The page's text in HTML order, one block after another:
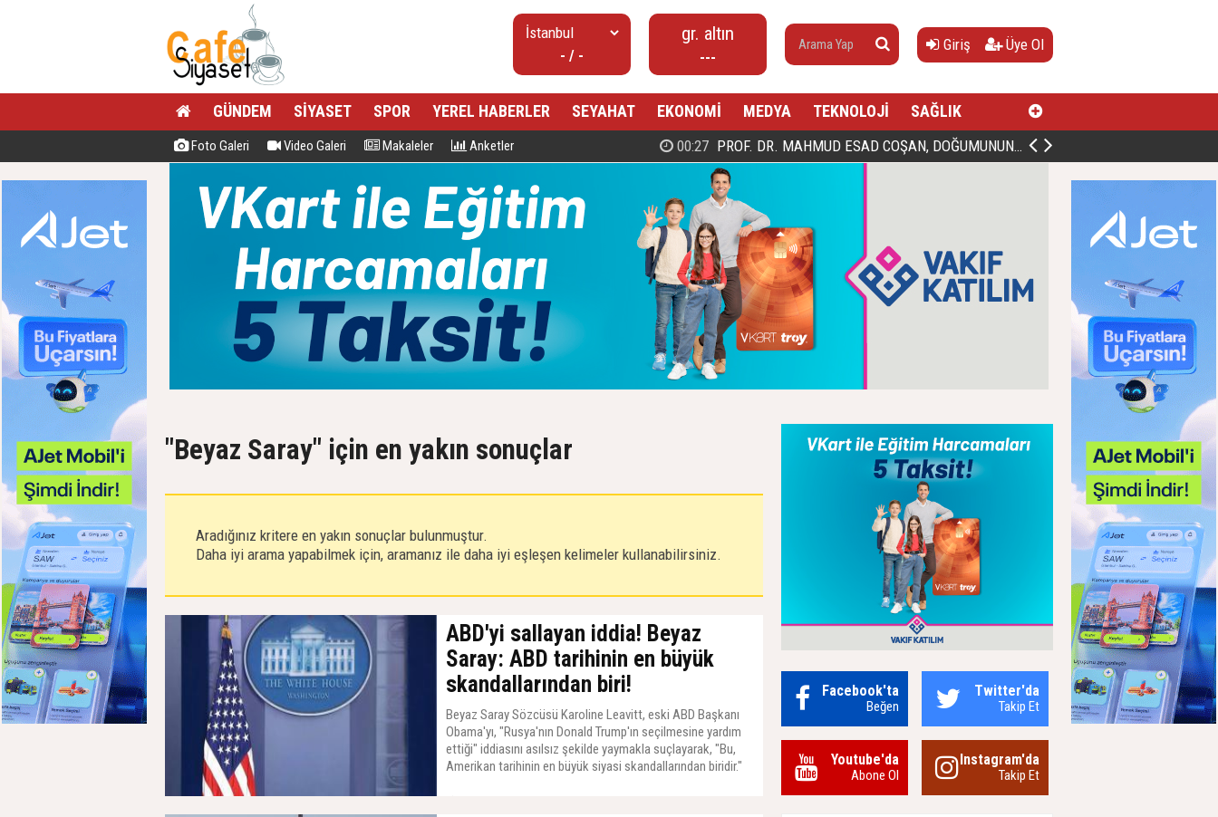
- / -
gr. altın
---
Giriş Üye Ol
GÜNDEM SİYASET SPOR YEREL HABERLER SEYAHAT EKONOMİ MEDYA TEKNOLOJİ SAĞLIK
Foto Galeri Video Galeri Makaleler Anketler 00:27 PROF. DR. MAHMUD ESAD COŞAN, DOĞUMUNUN HİCRÎ 91. YILINDA ELAZIĞ'DA YÂD EDİLECEK
"Beyaz Saray" için en yakın sonuçlar
Aradığınız kritere en yakın sonuçlar bulunmuştur.
Daha iyi arama yapabilmek için, aramanız ile daha iyi eşleşen kelimeler kullanabilirsiniz.
ABD'yi sallayan iddia! Beyaz
Saray: ABD tarihinin en büyük
skandallarından biri!
Beyaz Saray Sözcüsü Karoline Leavitt, eski ABD Başkanı
Obama'yı, "Rusya'nın Donald Trump'ın seçilmesine yardım
ettiği" iddiasını asılsız şekilde yaymakla suçlayarak, "Bu,
Amerikan tarihinin en büyük siyasi skandallarından biridir."
Facebook'ta
Beğen
Twitter'da
Takip Et
Youtube'da
Abone Ol
Instagram'da
Takip Et